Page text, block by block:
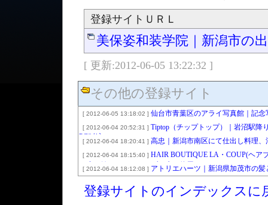
登録サイトＵＲＬ
美保姿和装学院｜新潟市の
[ 更新:2012-06-05 13:22:32 ]
その他の登録サイト
[ 2012-06-05 13:18:02 ] 仙台市青葉区のアライ写真館｜記
[ 2012-06-04 20:52:31 ] Tiptop（チップトップ）｜岩沼駅降
PCｻｲﾄ）
[ 2012-06-04 18:20:41 ] 高忠｜新潟市南区にて仕出し料理
です。
[ 2012-06-04 18:15:40 ] HAIR BOUTIQUE LA・COUP(ヘア
頭皮を健やかにするオゾン水を使用しています。
[ 2012-06-04 18:12:08 ] アトリエハーツ｜新潟県加茂市の
登録サイトのインデックスに